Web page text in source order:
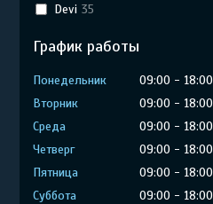
Devi 35
График работы
Понедельник 09:00
18:00
Вторник
09:00
18:00
Среда
09:00
18:00
Четверг
09:00
18:00
Пятница
09:00
18:00
Суббота
09:00
18:00